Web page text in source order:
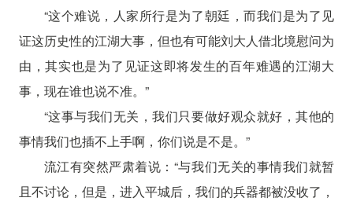
“这个难说，人家所行是为了朝廷，而我们是为了见
证这历史性的江湖大事，但也有可能刘大人借北境慰问为
由，其实也是为了见证这即将发生的百年难遇的江湖大
事，现在谁也说不准。”
“这事与我们无关，我们只要做好观众就好，其他的
事情我们也插不上手啊，你们说是不是。”
流江有突然严肃着说：“与我们无关的事情我们就暂
且不讨论，但是，进入平城后，我们的兵器都被没收了，